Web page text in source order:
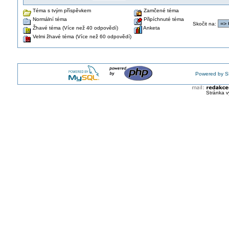
Téma s tvým příspěvkem
Normální téma
Žhavé téma (Více než 40 odpovědí)
Velmi žhavé téma (Více než 60 odpovědí)
Zamčené téma
Připíchnuté téma
Anketa
Skočit na:
Powered by
Stránka